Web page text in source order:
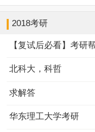
2018考研
【复试后必看】考研
北科大，科哲
求解答
华东理工大学考研